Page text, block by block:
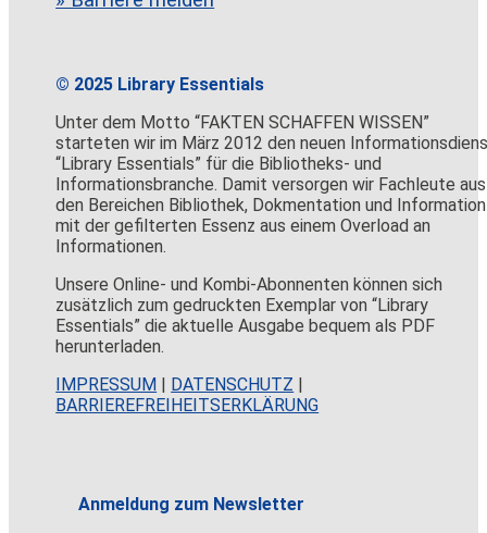
© 2025 Library Essentials
Unter dem Motto “FAKTEN SCHAFFEN WISSEN”
starteten wir im März 2012 den neuen
“Library Essentials” für die Bibliotheks- und
Informationsbranche. Damit versorgen wir Fachleute aus
den Bereichen Bibliothek, Dokmentation und Information
mit der gefilterten Essenz aus einem Overload an
Informationen.
Unsere Online- und Kombi-Abonnenten können sich
zusätzlich zum gedruckten Exemplar von “Library
Essentials” die aktuelle Ausgabe bequem als PDF
herunterladen.
IMPRESSUM
DATENSCHUTZ
BARRIEREFREIHEITSERKLÄRUNG
Anmeldung zum Newsletter